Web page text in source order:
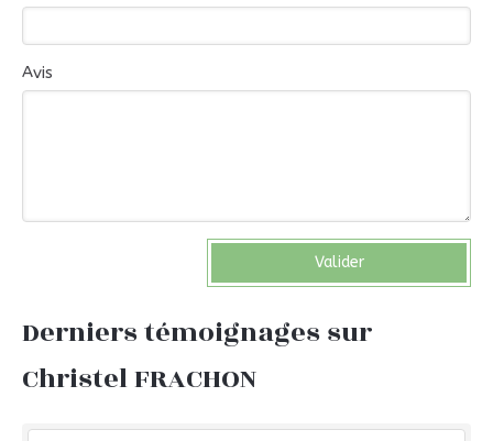
Avis
Valider
Derniers témoignages sur
Christel FRACHON